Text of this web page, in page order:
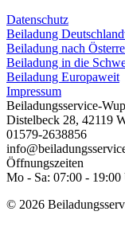
Datenschutz
Beiladung
Beiladung nach
Beiladung in die
Beiladung Europaweit
Impressum
Beiladungsservice-
Distelbeck 28, 42119
01579-2638856
Öffnungszeiten
Mo - Sa: 07:00 - 19:00
© 2026